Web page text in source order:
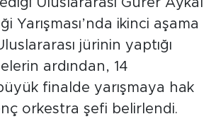
Yarışması’nda ikinci aşama
jürinin yaptığı
ardından, 14
finalde yarışmaya hak
orkestra şefi belirlendi.